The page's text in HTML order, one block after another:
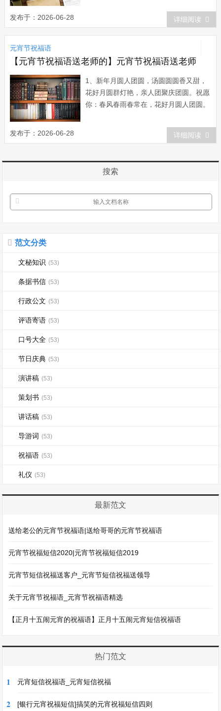
你的祝福吧。 (一) 1、元宵节，
皇帝御赐你汤圆一碗，吃下后：身体康
熙，品德雍正，事业乾隆，生活嘉庆，人
生顺治，财富咸丰，前途道光，万代光
绪，全球宣...
发布于：2026-06-28 详细阅读
元宵节祝福语
【元宵节祝福语送老师的】元宵节祝福语送老师
1、新年月圆人团圆，汤圆圆圆香又甜，
花好月圆群灯艳，亲人团聚庆团圆。祝愿
你：春风春雨春常在，花好月圆人团圆。
完，欢笑没散。好运接连，花好月圆。元
宵来伴，月圆人圆。吃口圆宵，心如蜜
体康健，钱途无限，幸福无边! 3、知
冷知热的...
发布于：2026-06-28 详细阅读
搜索
范文分类
文秘知识 (53)
条据书信 (53)
行政公文 (53)
评语寄语 (53)
口号大全 (53)
节日庆典 (53)
演讲稿 (53)
策划书 (53)
讲话稿 (53)
导游词 (53)
祝福语 (53)
礼仪 (53)
最新范文
送给老公的元宵节祝福语|送给哥哥的元宵节祝福语
元宵节祝福短信2020|元宵节祝福短信2019
元宵节短信祝福送客户_元宵节短信祝福送领导
关于元宵节祝福语_元宵节祝福语精选
【正月十五闹元宵的祝福语】正月十五闹元宵短信祝福语
热门范文
1 元宵短信祝福语_元宵短信祝福
2 [银行元宵祝福短信]搞笑的元宵祝福短信四则